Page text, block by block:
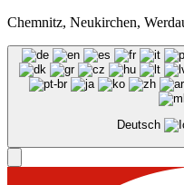
Chemnitz, Neukirchen,
Deutsch